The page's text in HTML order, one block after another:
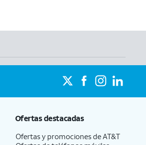
Ofertas destacadas
Ofertas y promociones deAT&T